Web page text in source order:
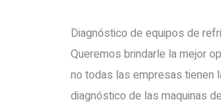
Diagnóstico de equipos de
Queremos brindarle la mejor
no todas las empresas tienen
diagnóstico de las maquinas